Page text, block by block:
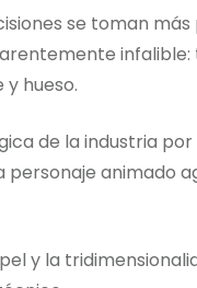
se toman
infalible:
hueso.
de la industria por
animado
y la